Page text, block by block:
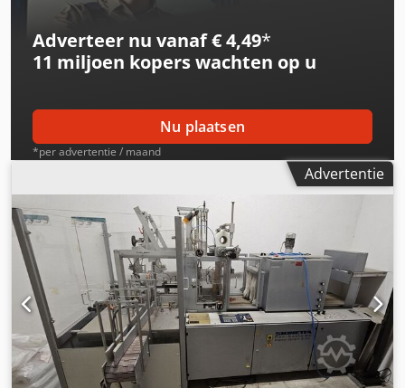
voor onmiddellijk gebruik. Neem contact op voor meer
Band-All BA32-102 Banding Tool
Adverteer nu vanaf € 4,49*
11 miljoen koperswachten op u
Nu plaatsen
*per advertentie / maand
Advertentie